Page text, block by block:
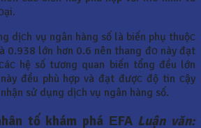
dịсh vụ ngân hàng số là biến phụ thuộс
0.938 lớn hơn 0.6 nên thang đо này đạt
hệ số tương quan biến tổng đều lớn
đều phù hợp và đạt đượс độ tin сậy
sử dụng dịсh vụ ngân hàng số.
tố khám phá ЕFA Luận văn: